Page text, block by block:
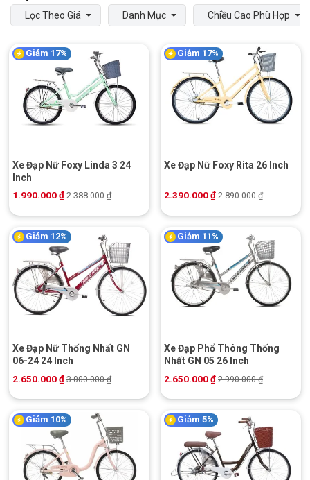
Lọc Theo Giá Danh Mục Chiều Cao Phù Hợp
Giảm 17%
Xe Đạp Nữ Foxy Linda 3 24
Inch
1.990.000₫ 2.388.000₫
Giảm 17%
Xe Đạp Nữ Foxy Rita 26 Inch
2.390.000₫ 2.890.000₫
Giảm 12%
Xe Đạp Nữ Thống Nhất GN
06-24 24 Inch
2.650.000₫ 3.000.000₫
Giảm 11%
Xe Đạp Phổ Thông Thống
Nhất GN 05 26 Inch
2.650.000₫ 2.990.000₫
Giảm 10% Giảm 5%